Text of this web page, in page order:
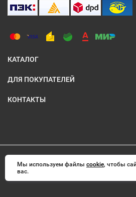
КАТАЛОГ
ДЛЯ ПОКУПАТЕЛЕЙ
КОНТАКТЫ
© 2008-2026 Interadoors.ru Все
Мы используем файлы cookie, чтобы
вас.